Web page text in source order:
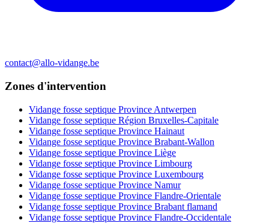
contact@allo-vidange.be
Zones d'intervention
Vidange fosse septique Province Antwerpen
Vidange fosse septique Région Bruxelles-Capitale
Vidange fosse septique Province Hainaut
Vidange fosse septique Province Brabant-Wallon
Vidange fosse septique Province Liège
Vidange fosse septique Province Limbourg
Vidange fosse septique Province Luxembourg
Vidange fosse septique Province Namur
Vidange fosse septique Province Flandre-Orientale
Vidange fosse septique Province Brabant flamand
Vidange fosse septique Province Flandre-Occidentale